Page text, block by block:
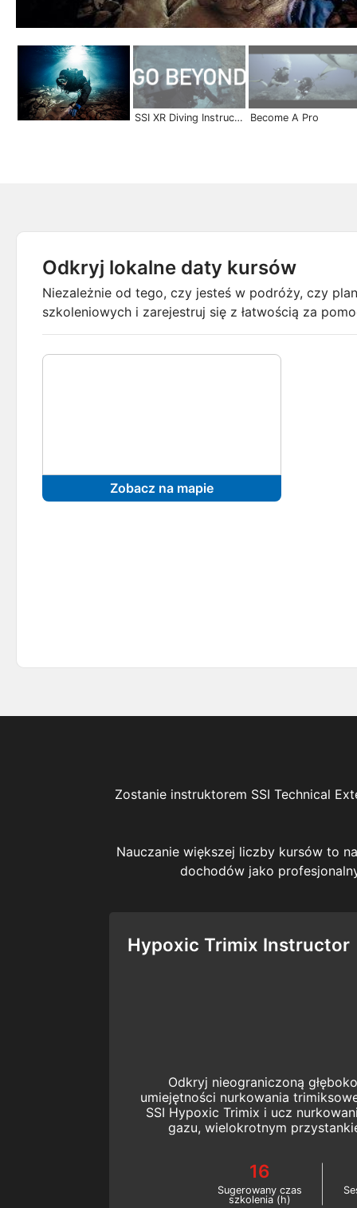
SSI XR Diving Instructor | Become a Pro Become A Pro
Odkryj lokalne daty kursów
Niezależnie od tego, czy jesteś w podróży, czy
szkoleniowych i zarejestruj się z łatwością za
Zobacz na mapie
Zostanie instruktorem SSI Technical
Nauczanie większej liczby kursów to
dochodów jako
Hypoxic Trimix Instructor
Odkryj nieograniczoną
umiejętności nurkowania
SSI Hypoxic Trimix i ucz
gazu, wielokrotnym
16
Sugerowany czas
szkolenia (h)